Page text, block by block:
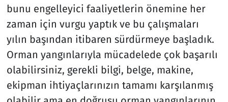
bunu engelleyici faaliyetlerin önemine her
zaman için vurgu yaptık ve bu çalışmaları
yılın başından itibaren sürdürmeye başladık.
Orman yangınlarıyla mücadelede çok başarılı
olabilirsiniz, gerekli bilgi, belge, makine,
ekipman ihtiyaçlarınızın tamamı karşılanmış